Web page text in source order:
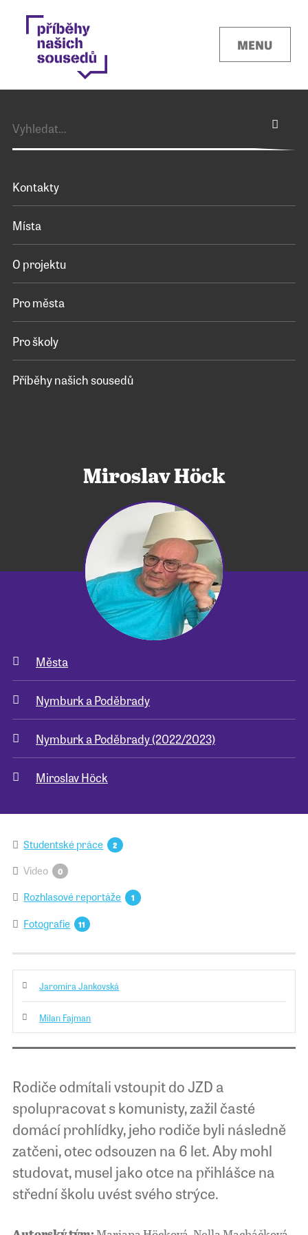
MENU
Kontakty
Místa
O projektu
Pro města
Pro školy
Příběhy našich sousedů
Miroslav Höck
Města
Nymburk a Poděbrady
Nymburk a Poděbrady (2022/2023)
Miroslav Höck
Studentské práce 2
Video 0
Rozhlasové reportáže 1
Fotografie 11
Jaromíra Jankovská
Milan Fajman
Rodiče odmítali vstoupit do JZD a
spolupracovat s komunisty, zažil časté
domácí prohlídky, jeho rodiče byli následně
zatčeni, otec odsouzen na 6 let. Aby mohl
studovat, musel jako otce na přihlášce na
střední školu uvést svého strýce.